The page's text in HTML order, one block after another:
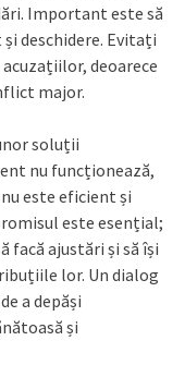
Important este să
deschidere. Evitați
deoarece
major.
soluții
nu funcționează,
este eficient și
este esențial;
facă ajustări și să își
lor. Un dialog
a depăși
și